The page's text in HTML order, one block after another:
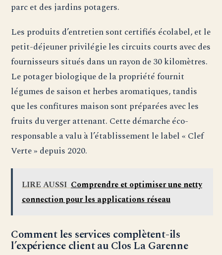
parc et des jardins potagers.
Les produits d’entretien sont certifiés écolabel, et le
petit-déjeuner privilégie les circuits courts avec des
fournisseurs situés dans un rayon de 30 kilomètres.
Le potager biologique de la propriété fournit
légumes de saison et herbes aromatiques, tandis
que les confitures maison sont préparées avec les
fruits du verger attenant. Cette démarche éco-
responsable a valu à l’établissement le label « Clef
Verte » depuis 2020.
LIRE AUSSI Comprendre et optimiser une netty
connection pour les applications réseau
Comment les services complètent-ils
l’expérience client au Clos La Garenne